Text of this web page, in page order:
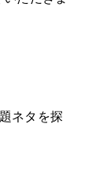
ネタを探